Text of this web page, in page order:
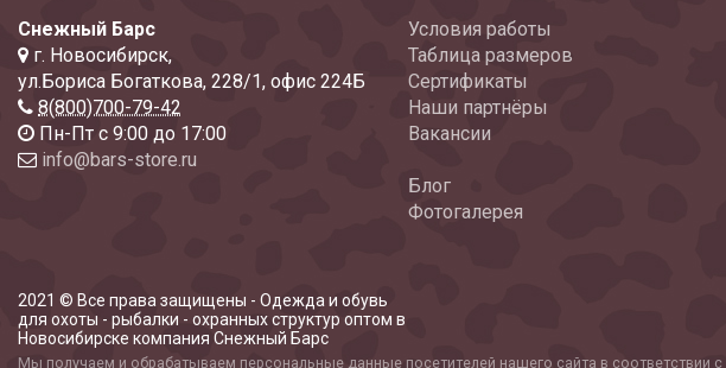
Снежный Барс
г. Новосибирск,
ул.Бориса Богаткова, 228/1, офис 224Б
8(800)700-79-42
Пн-Пт с 9:00 до 17:00
info@bars-store.ru
Условия работы
Таблица размеров
Сертификаты
Наши партнёры
Вакансии
Блог
Фотогалерея
2021 © Все права защищены - Одежда и обувь
для охоты - рыбалки - охранных структур оптом в
Новосибирске компания Снежный Барс
Мы получаем и обрабатываем персональные данные посетителей нашего сайта в соответствии с